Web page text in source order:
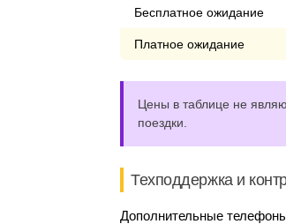
Бесплатное ожидание
Платное ожидание
Цены в таблице не
поездки.
Техподдержка и
Дополнительные